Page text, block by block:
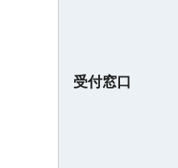
受付窓口